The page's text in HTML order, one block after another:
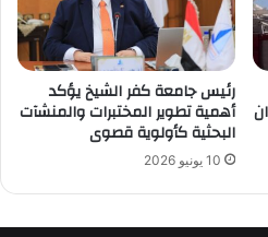
رئيس جامعة كفر الشيخ يؤكد
أهمية تطوير المختبرات والمنشآت
البحثية كأولوية قصوى
10 يونيو 2026